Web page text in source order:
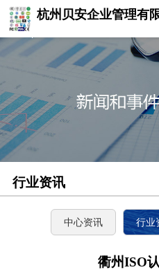
杭州贝安企业管理有
行业资讯
中心资讯 行业
衢州ISO
商品售后服务评价体系
认证
ISO9001认证
ISO14001认证
CCC认证
TS16949认证
CQC志愿产品认证